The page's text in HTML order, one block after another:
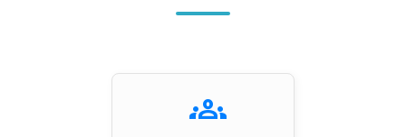
groups